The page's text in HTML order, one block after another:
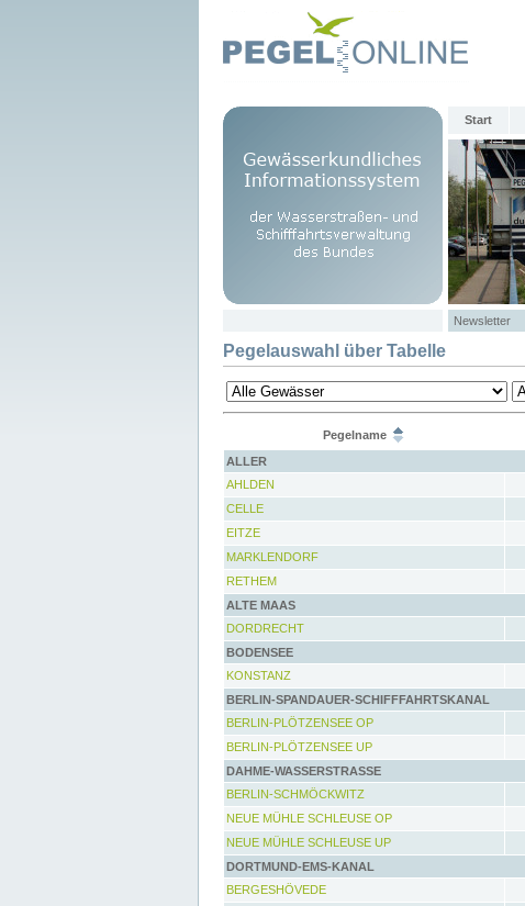
Start
Newsletter
Pegelauswahl über Tabelle
Pegelname
ALLER
AHLDEN
CELLE
EITZE
MARKLENDORF
RETHEM
ALTE MAAS
DORDRECHT
BODENSEE
KONSTANZ
BERLIN-SPANDAUER-SCHIFFFAHRTSKANAL
BERLIN-PLÖTZENSEE OP
BERLIN-PLÖTZENSEE UP
DAHME-WASSERSTRASSE
BERLIN-SCHMÖCKWITZ
NEUE MÜHLE SCHLEUSE OP
NEUE MÜHLE SCHLEUSE UP
DORTMUND-EMS-KANAL
BERGESHÖVEDE